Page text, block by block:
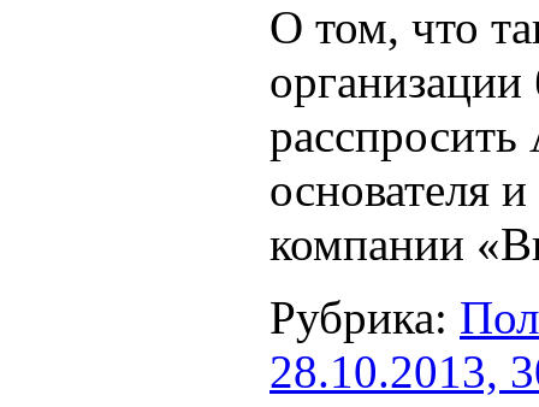
О том, что
основателя
компании
Рубрика:
28.10.2013,